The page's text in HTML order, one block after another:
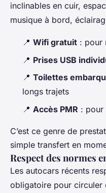
inclinables en cuir,
musique à bord,
📍 Wifi gratuit : pour
📍 Prises USB
📍 Toilettes
longs trajets
📍 Accès PMR : pour
C’est ce genre de
simple transfert en
Respect des normes
Les autocars récents
obligatoire pour circuler